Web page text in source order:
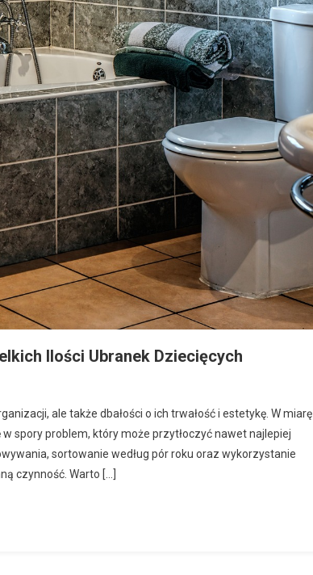
Ilości Ubranek Dziecięcych
ale także dbałości o ich trwałość i estetykę. W miarę
spory problem, który może przytłoczyć nawet najlepiej
sortowanie według pór roku oraz wykorzystanie
czynność. Warto […]